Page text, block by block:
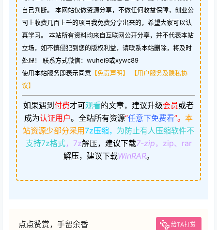
自己判断。 本网站仅做资源分享，不做任何收益保障，创业公
司上收费几百上千的项目我免费分享出来的，希望大家可以认
真学习。 本站所有资料均来自互联网公开分享，并不代表本站
立场，如不慎侵犯到您的版权利益，请联系本站删除，将及时
处理！ 联系方式微信：wuhei9或xywc89
使用本站服务即表示同意 【免责声明】
【用户服务及隐私协
议】
如果遇到 付费才可观看的文章，建议升级会员或者
成为认证用户。 全站所有资源“任意下免费看”。 本
站资源少部分采用7z压缩， 为防止有人压缩软件不
支持7z格式，7z解压，建议下载7-zip ，zip、rar
解压，建议下载WinRAR。
点点赞赏，手留余香 给TA打赏